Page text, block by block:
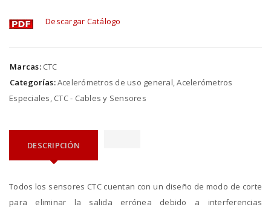
Descargar Catálogo
Marcas: CTC
Categorías:Acelerómetros de uso general,Acelerómetros
Especiales, CTC - Cables y Sensores
DESCRIPCIÓN
Todos los sensores CTC cuentan con un diseño de modo de corte
para eliminar la salida errónea debido a interferencias